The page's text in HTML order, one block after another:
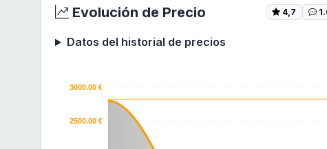
Evolución de Precio 4,7
Datos del historial de precios
3000.00 €
2500.00 €